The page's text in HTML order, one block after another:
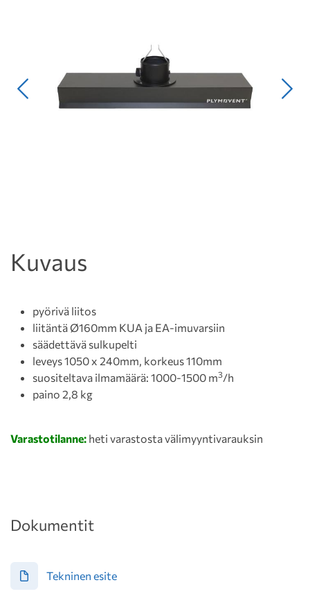
Edellinen
Kuvaus
pyörivä liitos
liitäntä Ø160mm KUA ja EA-imuvarsiin
säädettävä sulkupelti
leveys 1050 x 240mm, korkeus 110mm
suositeltava ilmamäärä: 1000-1500 m3/h
paino 2,8 kg
Varastotilanne: heti varastosta välimyyntivarauksin
Dokumentit
Tekninen esite